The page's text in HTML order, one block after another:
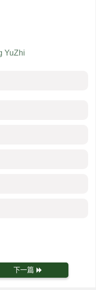
YuZhi
下一篇